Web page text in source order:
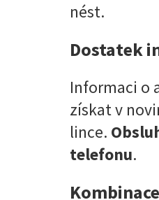
nést.
Dostatek
Informaci o
získat v
lince.
telefonu.